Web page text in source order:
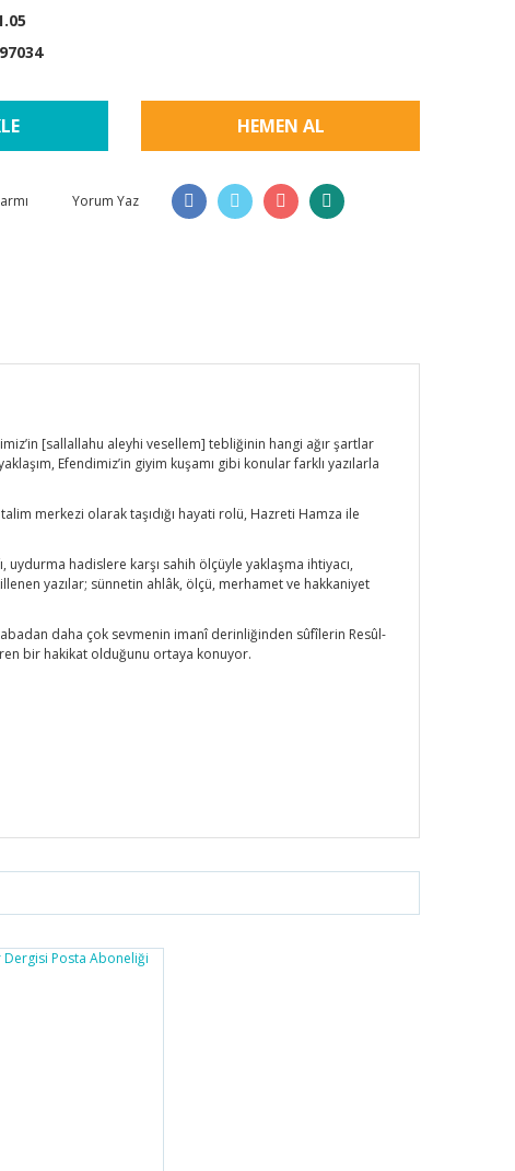
HEMEN AL
Yorum Yaz
[sallallahu aleyhi vesellem] tebliğinin hangi ağır şartlar
Efendimiz’in giyim kuşamı gibi konular farklı yazılarla
talim merkezi olarak taşıdığı hayati rolü, Hazreti Hamza ile
hadislere karşı sahih ölçüyle yaklaşma ihtiyacı,
yazılar; sünnetin ahlâk, ölçü, merhamet ve hakkaniyet
daha çok sevmenin imanî derinliğinden sûfîlerin Resûl-
bir hakikat olduğunu ortaya konuyor.